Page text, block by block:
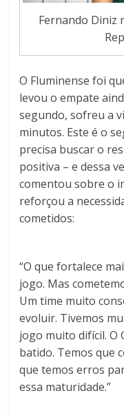
Fernando Diniz
O Fluminense foi
levou o empate
segundo, sofreu a
minutos. Este é o
precisa buscar o
positiva – e dessa
comentou sobre o
reforçou a
cometidos:
“O que fortalece
jogo. Mas
Um time muito
evoluir. Tivemos
jogo muito difícil. O
batido. Temos que
que temos erros
essa maturidade.”